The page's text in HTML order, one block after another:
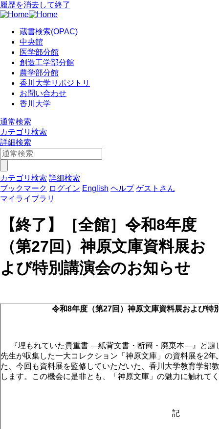
履歴を消去して終了
蔵書検索(OPAC)
中央館
医学部分館
創造工学部分館
農学部分館
香川大学リポジトリ
お問い合わせ
香川大学
通常検索
カテゴリ検索
詳細検索
カテゴリ検索 詳細検索
ブックマーク ログイン English ヘルプ ゲストさん
マイライブラリ
【終了】［全館］令和8年度
（第27回）神原文庫資料展お
よび特別講演会のお知らせ
令和8年度（第27回）神原文庫資料展および特
『埋もれていた貴重書 ―紙背文書・断簡・廃棄本―』と題
先生が収集した一大コレクション「神原文庫」の資料展を2
た、今回も資料展を監修していただいた、香川大学教育学部
します。この機会に是非とも、「神原文庫」の魅力に触れて
記